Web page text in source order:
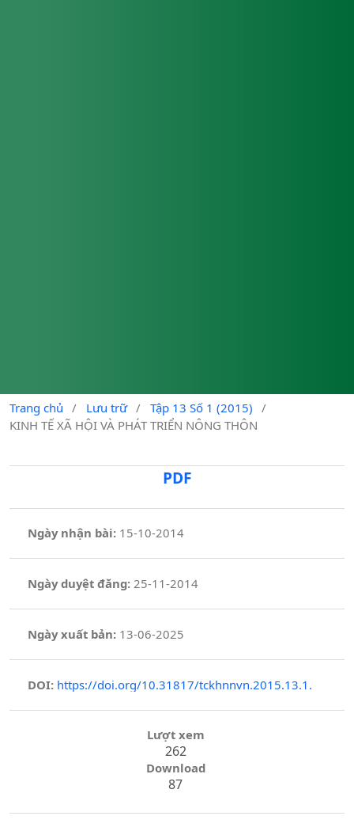
Trang chủ / Lưu trữ / Tập 13 Số 1 (2015)
/
KINH TẾ XÃ HỘI VÀ PHÁT TRIỂN NÔNG THÔN
PDF
Ngày nhận bài: 15-10-2014
Ngày duyệt đăng:25-11-2014
Ngày xuất bản: 13-06-2025
DOI: https://doi.org/10.31817/tckhnnvn.2015.13.1.
Lượt xem
262
Download
87